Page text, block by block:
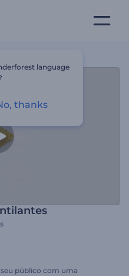
público com uma
language
thanks